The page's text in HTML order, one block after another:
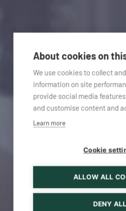
About cookies on
We use cookies to collect
information on site
provide social media
and customise content and
Learn more
Cookie
ALLOW ALL
DENY ALL